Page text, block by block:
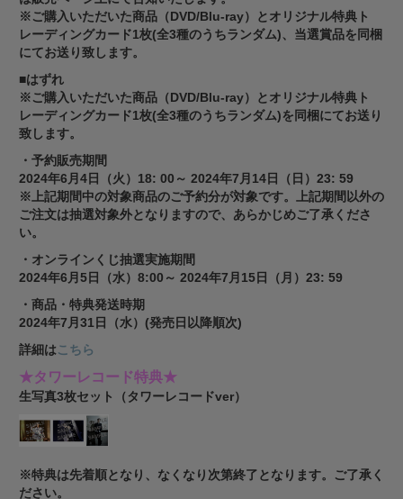
※ご購入いただいた商品（DVD/Blu-ray）とオリジナル特典ト
レーディングカード1枚(全3種のうちランダム)、当選賞品を同梱
にてお送り致します。
■はずれ
※ご購入いただいた商品（DVD/Blu-ray）とオリジナル特典ト
レーディングカード1枚(全3種のうちランダム)を同梱にてお送り
致します。
・予約販売期間
2024年6月4日（火）18: 00～ 2024年7月14日（日）23: 59
※上記期間中の対象商品のご予約分が対象です。上記期間以外の
ご注文は抽選対象外となりますので、あらかじめご了承くださ
い。
・オンラインくじ抽選実施期間
2024年6月5日（水）8:00～ 2024年7月15日（月）23: 59
・商品・特典発送時期
2024年7月31日（水）(発売日以降順次)
詳細はこちら
★タワーレコード特典★
生写真3枚セット（タワーレコードver）
※特典は先着順となり、なくなり次第終了となります。ご了承く
ださい。